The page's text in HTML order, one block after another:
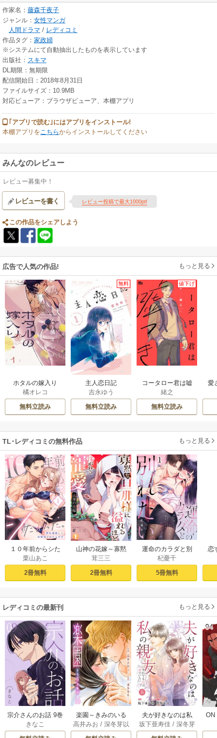
作家名： 藤森千夜子
ジャンル： 女性マンガ
人間ドラマ / レディコミ
作品タグ： 家政婦
※システムにて自動抽出したものを表示しています
出版社： スキマ
DL期限：無期限
配信開始日：2018年8月31日
ファイルサイズ：10.9MB
対応ビューア：ブラウザビューア、本棚アプリ
｢アプリで読む｣にはアプリをインストール!
本棚アプリをこちらからインストールしてください
みんなのレビュー
レビュー募集中！
レビューを書く レビュー投稿で最大1000pt!
この作品をシェアしよう
広告で人気の作品! もっと見る
ホタルの嫁入り
橘オレコ
無料立読み
無料
主人恋日記
吉永ゆう
無料立読み
値下げ
コータロー君は嘘
つき 単行本版
緒之
無料立読み
愛
TL･レディコミの無料作品 もっと見る
１０年前からシた
かった。～理性爆
散した幼馴染のわ
からせＨ（１）
栗山あこ
2冊無料
山神の花嫁～寡黙
な旦那様に溢れる
ほど注がれる寵愛
～【TL版】 1巻
茸三三
2冊無料
運命のカラダと別
れたい。～思い出
したくなかった、
元カレとのズブズ
杞憂千
5冊無料
恋
レディコミの最新刊 もっと見る
宗介さんのお話 9巻
きなこ
楽園～きみのいる
場所～ 16巻
高井みお / 深冬芽以
夫が好きなのは私
の親友～それでも
私は妻でいたい～ 8
坂下亜寿佳 / 深冬芽
以
ON